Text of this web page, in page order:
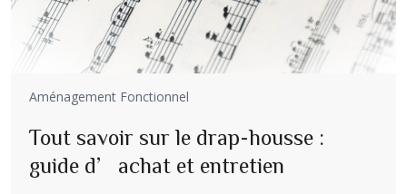
Aménagement Fonctionnel
Tout savoir sur le drap-housse :
guide d’achat et entretien